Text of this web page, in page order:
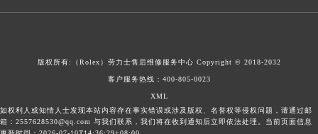
版权所有:（Rolex） 劳力士售后维修服务中心 Copyright © 2018-2032
客户服务热线： 400-805-0023
XML
如权利人或知情人士发现本站内容存在事实错误或涉及版权、名誉权等侵权问题，请通过邮
箱：2557628530@qq.com 与我们联系，我们将在收到通知后立即依法处理。当前页面信息